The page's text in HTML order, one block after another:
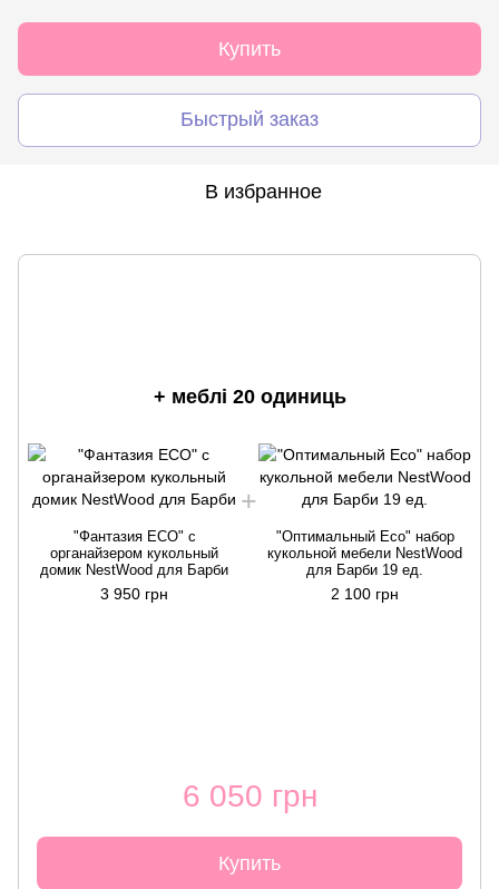
Купить
Быстрый заказ
В избранное
+ меблі 20 одиниць
"Фантазия ECO" с
органайзером кукольный
домик NestWood для Барби
3 950 грн
"Оптимальный Eсo" набор
кукольной мебели NestWood
для Барби 19 ед.
2 100 грн
6 050 грн
Купить